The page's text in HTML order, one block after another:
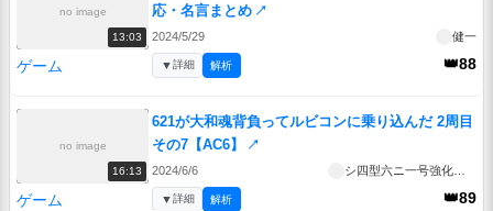
no image
13:03
応・名言まとめ ↗
2024/5/29 健一
ゲーム 👑88
▼詳細 解析
no image
16:13
621が大和魂背負ってルビコンに乗り込んだ 2周目
その7【AC6】
↗
2024/6/6
ゲーム 👑89
▼詳細 解析